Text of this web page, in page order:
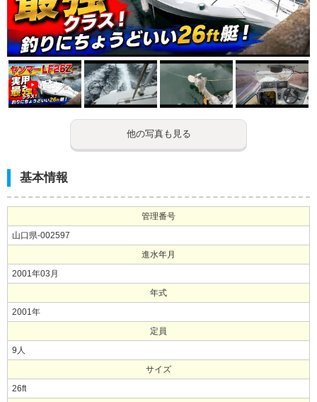
他の写真も見る
基本情報
管理番号
山口県-002597
進水年月
2001年03月
年式
2001年
定員
9人
サイズ
26ft